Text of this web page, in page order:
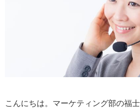
こんにちは。マーケティング部の福士